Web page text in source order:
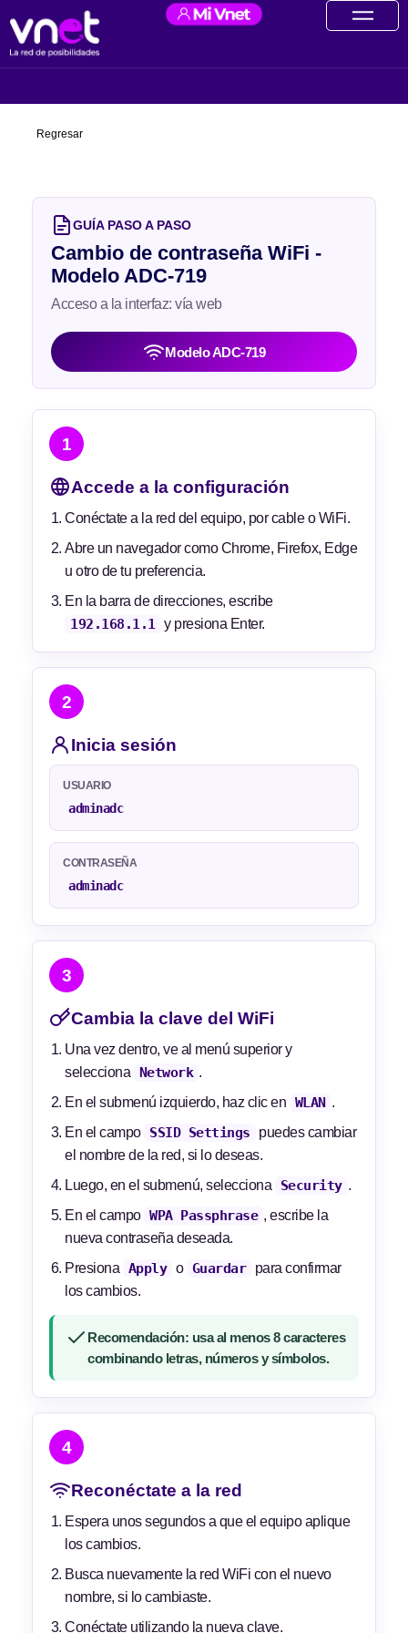
Regresar
GUÍA PASO A PASO
Cambio de contraseña WiFi -
Modelo ADC-719
Acceso a la interfaz: vía web
Modelo ADC-719
1
Accede a la configuración
Conéctate a la red del equipo, por cable o WiFi.
Abre un navegador como Chrome, Firefox, Edge
u otro de tu preferencia.
En la barra de direcciones, escribe
192.168.1.1 y presiona Enter.
2
Inicia sesión
USUARIO
adminadc
CONTRASEÑA
adminadc
3
Cambia la clave del WiFi
Una vez dentro, ve al menú superior y
selecciona Network .
En el submenú izquierdo, haz clic en WLAN .
En el campo SSID Settings
puedes cambiar
el nombre de la red, si lo deseas.
Luego, en el submenú, selecciona
Security .
En el campo WPA Passphrase , escribe la
nueva contraseña deseada.
Presiona Apply o Guardar
para confirmar
los cambios.
Recomendación: usa al menos 8 caracteres
combinando letras, números y símbolos.
4
Reconéctate a la red
Espera unos segundos a que el equipo aplique
los cambios.
Busca nuevamente la red WiFi con el nuevo
nombre, si lo cambiaste.
Conéctate utilizando la nueva clave.